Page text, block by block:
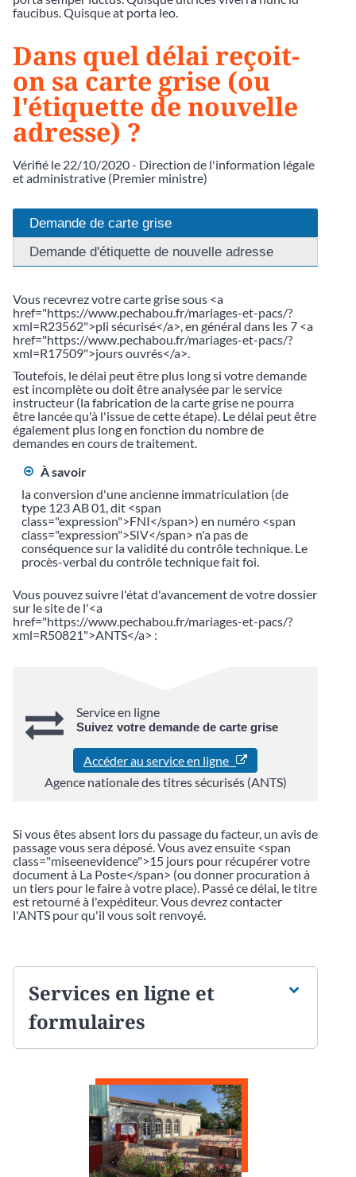
faucibus. Quisque at porta leo.
Dans quel délai reçoit-
on sa carte grise (ou
l'étiquette de nouvelle
adresse) ?
Vérifié le 22/10/2020 - Direction de l'information légale
et administrative (Premier ministre)
Demande de carte grise
Demande d'étiquette de nouvelle adresse
Vous recevrez votre carte grise sous <a
href="https://www.pechabou.fr/mariages-et-pacs/?
xml=R23562">pli sécurisé</a>, en général dans les 7 <a
href="https://www.pechabou.fr/mariages-et-pacs/?
xml=R17509">jours ouvrés</a>.
Toutefois, le délai peut être plus long si votre demande
est incomplète ou doit être analysée par le service
instructeur (la fabrication de la carte grise ne pourra
être lancée qu'à l'issue de cette étape). Le délai peut être
également plus long en fonction du nombre de
demandes en cours de traitement.
À savoir
la conversion d'une ancienne immatriculation (de
type 123 AB 01, dit <span
class="expression">FNI</span>) en numéro <span
class="expression">SIV</span> n'a pas de
conséquence sur la validité du contrôle technique. Le
procès-verbal du contrôle technique fait foi.
Vous pouvez suivre l'état d'avancement de votre dossier
sur le site de l'<a
href="https://www.pechabou.fr/mariages-et-pacs/?
xml=R50821">ANTS</a> :
Service en ligne
Suivez votre demande de carte grise
Accéder au service en ligne
Agence nationale des titres sécurisés (ANTS)
Si vous êtes absent lors du passage du facteur, un avis de
passage vous sera déposé. Vous avez ensuite <span
class="miseenevidence">15 jours pour récupérer votre
document à La Poste</span> (ou donner procuration à
un tiers pour le faire à votre place). Passé ce délai, le titre
est retourné à l'expéditeur. Vous devrez contacter
l'ANTS pour qu'il vous soit renvoyé.
Services en ligne et
formulaires